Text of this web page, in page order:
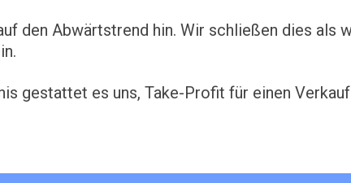
den Abwärtstrend hin. Wir schließen dies als
gestattet es uns, Take-Profit für einen